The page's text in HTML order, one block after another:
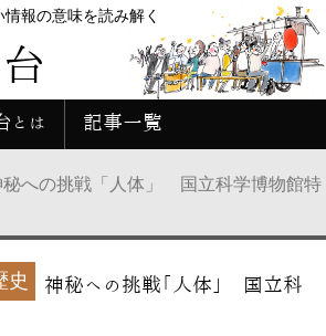
報の意味を読み解く
とは 記事一覧
秘への挑戦「人体」 国立科学博物館特
史
神秘への挑戦「人体」 国立科